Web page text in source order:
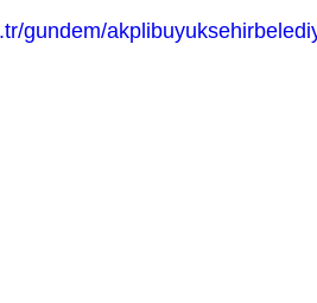
gundem/